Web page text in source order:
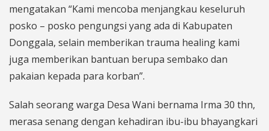
mengatakan “Kami mencoba menjangkau keseluruh
posko – posko pengungsi yang ada di Kabupaten
Donggala, selain memberikan trauma healing kami
juga memberikan bantuan berupa sembako dan
pakaian kepada para korban”.
Salah seorang warga Desa Wani bernama Irma 30 thn,
merasa senang dengan kehadiran ibu-ibu bhayangkari